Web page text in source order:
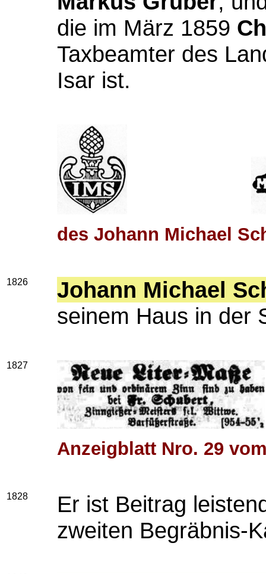
die im März 1859
Taxbeamter des
Isar ist.
des Johann Michael
1826
Johann Michael
seinem Haus in der
1827
Anzeigblatt Nro. 29
1828
Er ist Beitrag
zweiten Begräbnis-